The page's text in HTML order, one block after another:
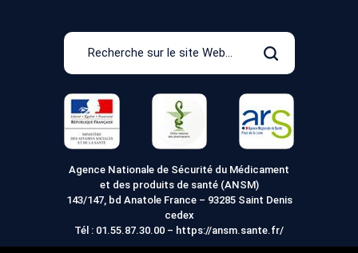
Recherche
le
site
Web
Rechercher
Agence Nationale de Sécurité du Médicament
et des produits de santé (ANSM)
143/147, bd Anatole France – 93285 Saint Denis
cedex
Tél : 01.55.87.30.00 – https://ansm.sante.fr/